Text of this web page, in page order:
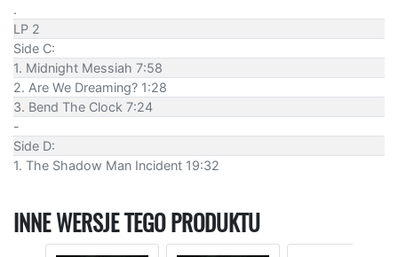
.
LP 2
Side C:
1. Midnight Messiah 7:58
2. Are We Dreaming? 1:28
3. Bend The Clock 7:24
-
Side D:
1. The Shadow Man Incident 19:32
INNE WERSJE TEGO PRODUKTU